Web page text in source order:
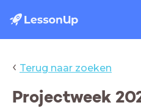
‹ Terug naar zoeken
Projectweek